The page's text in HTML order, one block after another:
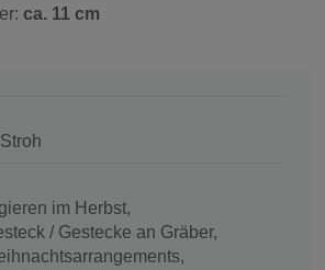
ca. 11 cm
im Herbst,
/ Gestecke an Gräber,